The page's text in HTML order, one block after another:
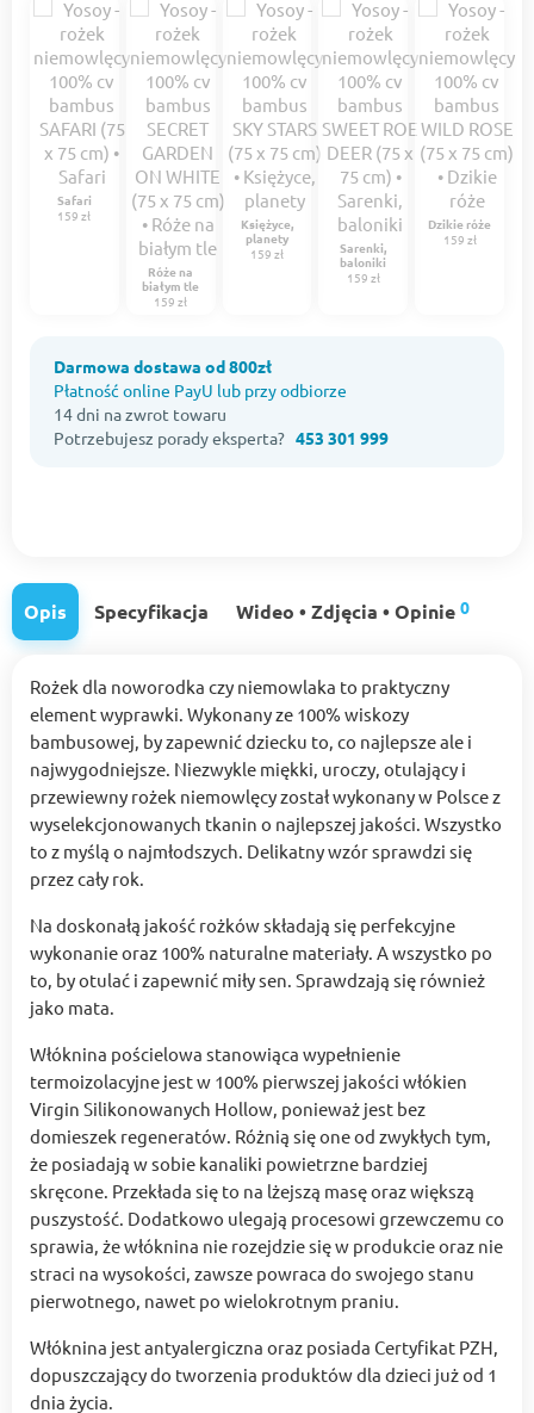
Safari
159 zł
Róże na
białym tle
159 zł
Księżyce,
planety
159 zł
Sarenki,
baloniki
159 zł
Dzikie róże
159 zł
Darmowa dostawa od 800zł
Płatność online PayU lub przy odbiorze
14 dni na zwrot towaru
Potrzebujesz porady eksperta? 453 301 999
Opis Specyfikacja Wideo • Zdjęcia • Opinie 0
Rożek dla noworodka czy niemowlaka to praktyczny
element wyprawki. Wykonany ze 100% wiskozy
bambusowej, by zapewnić dziecku to, co najlepsze ale i
najwygodniejsze. Niezwykle miękki, uroczy, otulający i
przewiewny rożek niemowlęcy został wykonany w Polsce z
wyselekcjonowanych tkanin o najlepszej jakości. Wszystko
to z myślą o najmłodszych. Delikatny wzór sprawdzi się
przez cały rok.
Na doskonałą jakość rożków składają się perfekcyjne
wykonanie oraz 100% naturalne materiały. A wszystko po
to, by otulać i zapewnić miły sen. Sprawdzają się również
jako mata.
Włóknina pościelowa stanowiąca wypełnienie
termoizolacyjne jest w 100% pierwszej jakości włókien
Virgin Silikonowanych Hollow, ponieważ jest bez
domieszek regeneratów. Różnią się one od zwykłych tym,
że posiadają w sobie kanaliki powietrzne bardziej
skręcone. Przekłada się to na lżejszą masę oraz większą
puszystość. Dodatkowo ulegają procesowi grzewczemu co
sprawia, że włóknina nie rozejdzie się w produkcie oraz nie
straci na wysokości, zawsze powraca do swojego stanu
pierwotnego, nawet po wielokrotnym praniu.
Włóknina jest antyalergiczna oraz posiada Certyfikat PZH,
dopuszczający do tworzenia produktów dla dzieci już od 1
dnia życia.